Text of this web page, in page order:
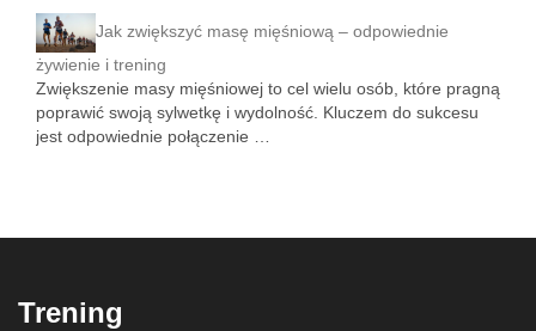
Jak zwiększyć masę mięśniową – odpowiednie
żywienie i trening
Zwiększenie masy mięśniowej to cel wielu osób, które pragną
poprawić swoją sylwetkę i wydolność. Kluczem do sukcesu
jest odpowiednie połączenie …
Trening